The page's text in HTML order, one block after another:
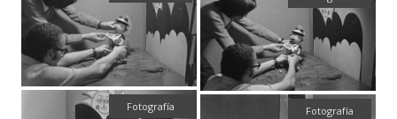
Fotografía Fotografía